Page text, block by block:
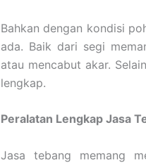
Bahkan dengan kondisi
ada. Baik dari segi
atau mencabut akar.
lengkap.
Peralatan Lengkap Jasa
Jasa tebang memang